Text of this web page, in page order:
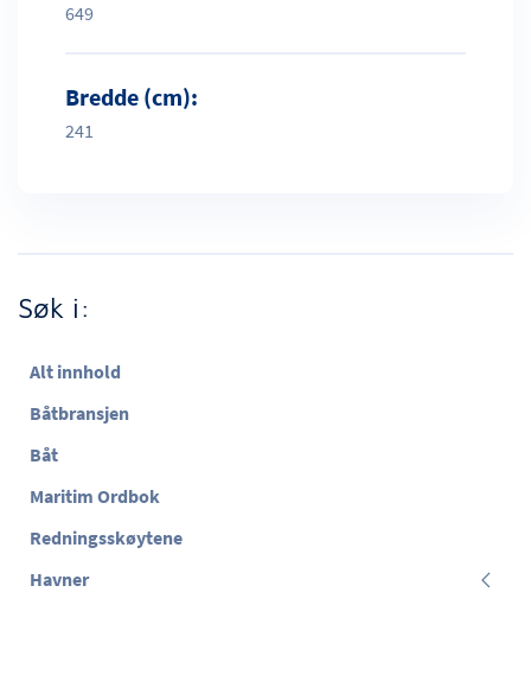
649
Bredde (cm):
241
Søk i:
Alt innhold
Båtbransjen
Båt
Maritim Ordbok
Redningsskøytene
Havner